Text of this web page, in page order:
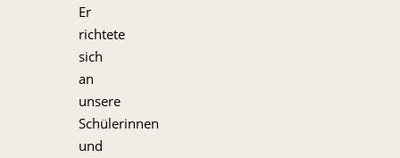
Er
richtete
sich
an
unsere
Schülerinnen
und